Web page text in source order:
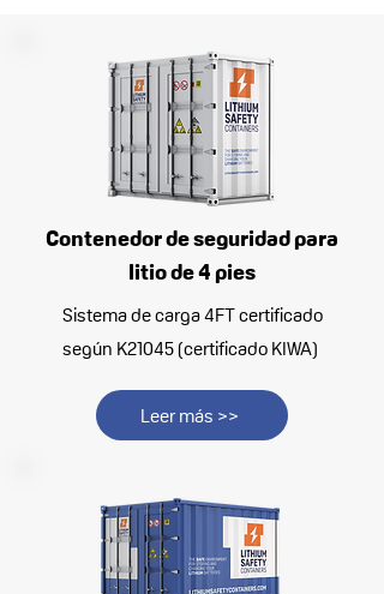
Contenedor de seguridad para
litio de 4 pies
Sistema de carga 4FT certificado
según K21045 (certificado KIWA)
Leer más >>